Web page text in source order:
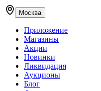
Москва
Приложение
Магазины
Акции
Новинки
Ликвидация
Аукционы
Блог